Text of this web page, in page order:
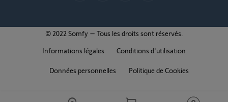
© 2022 Somfy – Tous les droits sont réservés.
Informations légales
Conditions d'utilisation
Données personnelles Politique de Cookies